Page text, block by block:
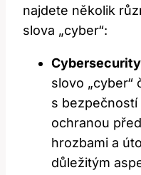
najdete několik
slova‍ „cyber“:
⁣slovo „cyber“
s
ochranou
hrozbami a
důležitým